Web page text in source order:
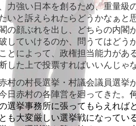
力強い日本を創るため、重量級
いと訴えられたらどうかなぁと
の顔ぶれを出し、どちらの内閣
していけるのか、問うてはどう
とによって、政権担当能力があ
した上で投票すればいいんじゃ
村の村長選挙・村議会議員選挙
日赤村の各陣営を廻ってきた。
選挙事務所に張ってもらえれば
も大変厳しい選挙戦になってい